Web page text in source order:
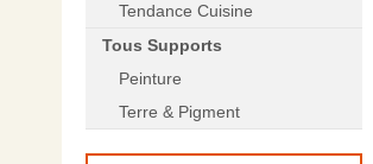
Tendance Cuisine
Tous Supports
Peinture
Terre & Pigment